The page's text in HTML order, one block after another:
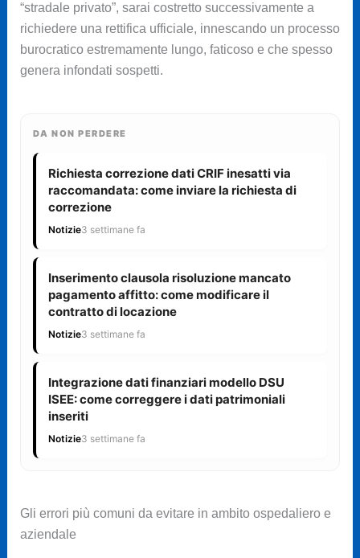
“stradale privato”, sarai costretto successivamente a
richiedere una rettifica ufficiale, innescando un processo
burocratico estremamente lungo, faticoso e che spesso
genera infondati sospetti.
DA NON PERDERE
Richiesta correzione dati CRIF inesatti via
raccomandata: come inviare la richiesta di
correzione
Notizie3 settimane fa
Inserimento clausola risoluzione mancato
pagamento affitto: come modificare il
contratto di locazione
Notizie3 settimane fa
Integrazione dati finanziari modello DSU
ISEE: come correggere i dati patrimoniali
inseriti
Notizie3 settimane fa
Gli errori più comuni da evitare in ambito ospedaliero e
aziendale